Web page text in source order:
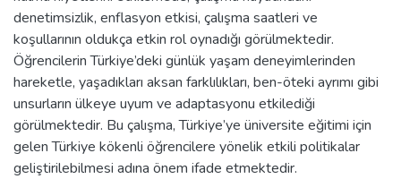
denetimsizlik, enflasyon etkisi, çalışma saatleri ve
koşullarının oldukça etkin rol oynadığı görülmektedir.
Öğrencilerin Türkiye’deki günlük yaşam deneyimlerinden
hareketle, yaşadıkları aksan farklılıkları, ben-öteki ayrımı gibi
unsurların ülkeye uyum ve adaptasyonu etkilediği
görülmektedir. Bu çalışma, Türkiye’ye üniversite eğitimi için
gelen Türkiye kökenli öğrencilere yönelik etkili politikalar
geliştirilebilmesi adına önem ifade etmektedir.